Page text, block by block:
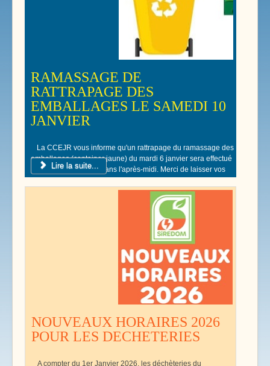
RAMASSAGE DE
RATTRAPAGE DES
EMBALLAGES LE SAMEDI 10
JANVIER
La CCEJR vous informe qu'un rattrapage du ramassage des
emballages (container jaune) du mardi 6 janvier sera effectué
le samedi 10 Janvier dans l'après-midi. Merci de laisser vos
poubelles jaunes devant votre domicile.
Lire la suite...
NOUVEAUX HORAIRES 2026
POUR LES DECHETERIES
A compter du 1er Janvier 2026, les déchèteries du